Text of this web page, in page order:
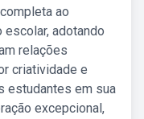
ao
adotando
relações
criatividade e
estudantes em sua
excepcional,